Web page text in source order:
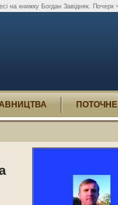
на книжку Богдан Завідняк.
ПОТОЧНЕ